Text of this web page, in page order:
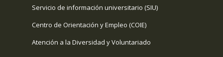
Servicio de información universitario (SIU)
Centro de Orientación y Empleo (COIE)
Atención a la Diversidad y Voluntariado